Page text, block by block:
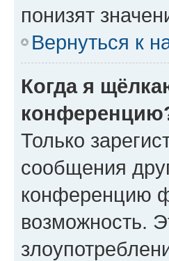
понизят
Вернуться к
Когда я
Только
сообщения
конференцию
возможность.